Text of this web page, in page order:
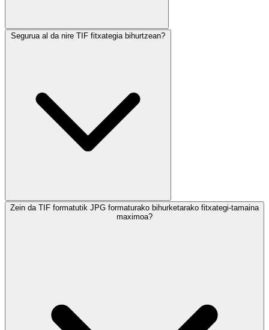
Segurua al da nire TIF fitxategia bihurtzean?
Zein da TIF formatutik JPG formaturako bihurketarako fitxategi-tamaina
maximoa?